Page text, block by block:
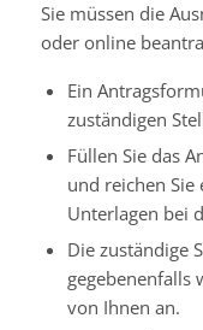
Sie müssen die
oder online
Ein
zuständigen
Füllen Sie das
und reichen
Unterlagen bei
Die zuständige
gegebenenfalls
von Ihnen an.